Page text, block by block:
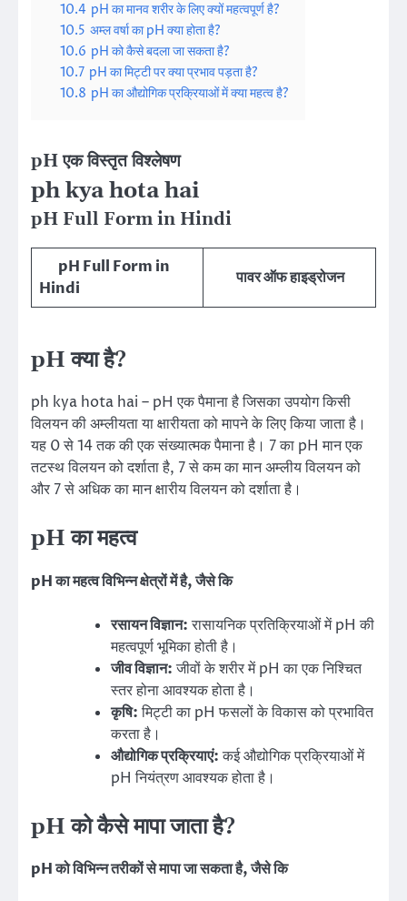
10.4 pH का मानव शरीर के लिए क्यों महत्वपूर्ण है?
10.5 अम्ल वर्षा का pH क्या होता है?
10.6 pH को कैसे बदला जा सकता है?
10.7 pH का मिट्टी पर क्या प्रभाव पड़ता है?
10.8 pH का औद्योगिक प्रक्रियाओं में क्या महत्व है?
pH एक विस्तृत विश्लेषण
ph kya hota hai
pH Full Form in Hindi
pH Full Form in
Hindi
पावर ऑफ हाइड्रोजन
pH क्या है?
ph kya hota hai – pH एक पैमाना है जिसका उपयोग किसी
विलयन की अम्लीयता या क्षारीयता को मापने के लिए किया जाता है।
यह 0 से 14 तक की एक संख्यात्मक पैमाना है। 7 का pH मान एक
तटस्थ विलयन को दर्शाता है, 7 से कम का मान अम्लीय विलयन को
और 7 से अधिक का मान क्षारीय विलयन को दर्शाता है।
pH का महत्व
pH का महत्व विभिन्न क्षेत्रों में है, जैसे कि
रसायन विज्ञान:रासायनिक प्रतिक्रियाओं में pH की
महत्वपूर्ण भूमिका होती है।
जीव विज्ञान:जीवों के शरीर में pH का एक निश्चित
स्तर होना आवश्यक होता है।
कृषि:मिट्टी का pH फसलों के विकास को प्रभावित
करता है।
औद्योगिक प्रक्रियाएं:कई औद्योगिक प्रक्रियाओं में
pH नियंत्रण आवश्यक होता है।
pH को कैसे मापा जाता है?
pH को विभिन्न तरीकों से मापा जा सकता है, जैसे कि